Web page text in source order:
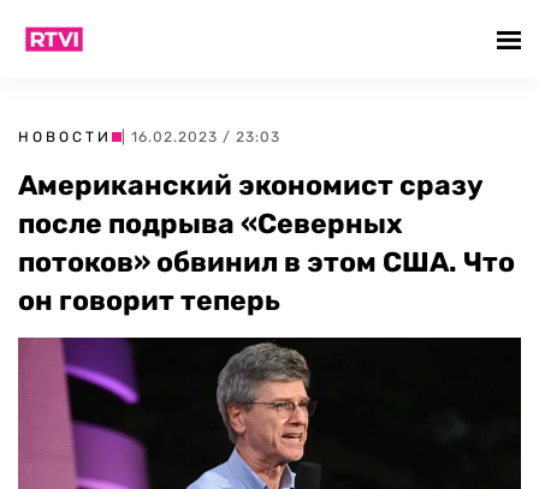
НОВОСТИ | 16.02.2023 / 23:03
Американский экономист сразу
после подрыва «Северных
потоков» обвинил в этом США. Что
он говорит теперь